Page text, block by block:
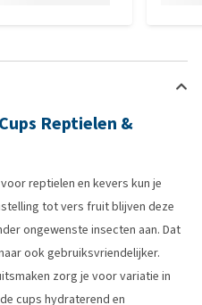
Reptielen &
reptielen en kevers kun je
tot vers fruit blijven deze
ongewenste insecten aan. Dat
ook gebruiksvriendelijker.
zorg je voor variatie in
cups hydraterend en